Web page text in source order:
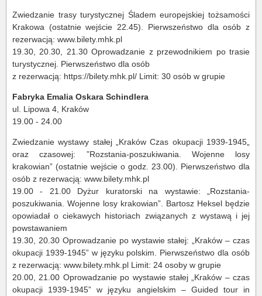
Zwiedzanie trasy turystycznej Śladem europejskiej tożsamości
Krakowa (ostatnie wejście 22.45). Pierwszeństwo dla osób z
rezerwacją: www.bilety.mhk.pl
19.30, 20.30, 21.30 Oprowadzanie z przewodnikiem po trasie
turystycznej. Pierwszeństwo dla osób
z rezerwacją: https://bilety.mhk.pl/ Limit: 30 osób w grupie
Fabryka Emalia Oskara Schindlera
ul. Lipowa 4, Kraków
19.00 - 24.00
Zwiedzanie wystawy stałej „Kraków Czas okupacji 1939-1945„
oraz czasowej: ”Rozstania-poszukiwania. Wojenne losy
krakowian” (ostatnie wejście o godz. 23.00). Pierwszeństwo dla
osób z rezerwacją: www.bilety.mhk.pl
19.00 - 21.00 Dyżur kuratorski na wystawie: „Rozstania-
poszukiwania. Wojenne losy krakowian”. Bartosz Heksel będzie
opowiadał o ciekawych historiach związanych z wystawą i jej
powstawaniem
19.30, 20.30 Oprowadzanie po wystawie stałej: „Kraków – czas
okupacji 1939-1945” w języku polskim. Pierwszeństwo dla osób
z rezerwacją: www.bilety.mhk.pl Limit: 24 osoby w grupie
20.00, 21.00 Oprowadzanie po wystawie stałej „Kraków – czas
okupacji 1939-1945” w języku angielskim – Guided tour in